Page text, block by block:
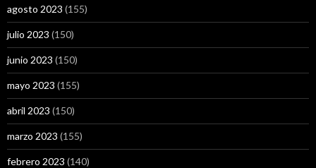
agosto 2023 (155)
julio 2023 (150)
junio 2023 (150)
mayo 2023 (155)
abril 2023 (150)
marzo 2023 (155)
febrero 2023 (140)